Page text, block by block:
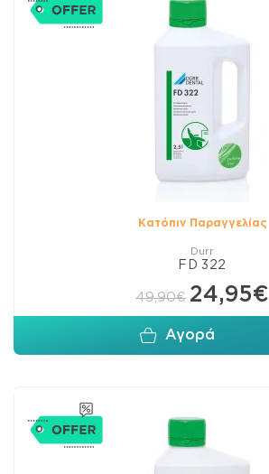
Κατόπιν Παραγγελίας
Durr
FD 322
49,90€ 24,95€
Αγορά